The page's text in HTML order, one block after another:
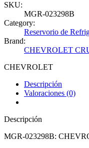
SKU:
MGR-023298B
Category:
Reservorio de
Brand:
CHEVROLET
CHEVROLET
Descripción
Valoraciones (0)
Descripción
MGR-023298B: